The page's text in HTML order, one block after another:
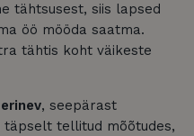
tähtsusest, siis lapsed
öö mööda saatma.
tähtis koht väikeste
, seepärast
tellitud mõõtudes,